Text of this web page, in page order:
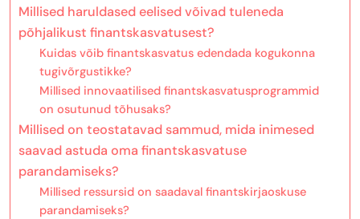
Millised haruldased eelised võivad tuleneda
põhjalikust finantskasvatusest?
Kuidas võib finantskasvatus edendada kogukonna
tugivõrgustikke?
Millised innovaatilised finantskasvatusprogrammid
on osutunud tõhusaks?
Millised on teostatavad sammud, mida inimesed
saavad astuda oma finantskasvatuse
parandamiseks?
Millised ressursid on saadaval finantskirjaoskuse
parandamiseks?